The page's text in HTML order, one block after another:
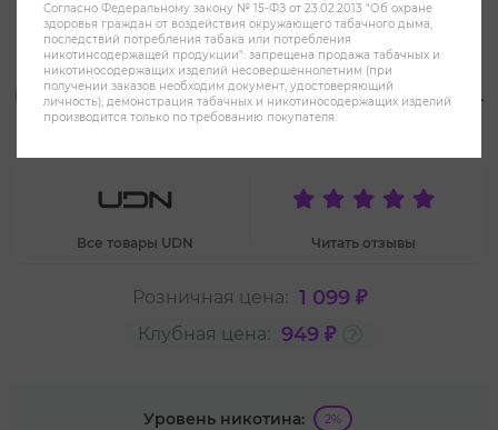
UDN GEN 6000 Клубника Лимон -
Strawberry Lemon
Все товары UDN Читать отзывы
Розничная цена: 1 099 ₽
Клубная цена: 949 ₽
Уровень никотина: 2%
Согласно Федеральному закону № 15-ФЗ от 23.02.2013 "Об охране
здоровья граждан от воздействия окружающего табачного дыма,
последствий потребления табака или потребления
никотинсодержащей продукции": запрещена продажа табачных и
никотиносодержащих изделий несовершеннолетним (при
получении заказов необходим документ, удостоверяющий
личность); демонстрация табачных и никотиносодержащих изделий
производится только по требованию покупателя.